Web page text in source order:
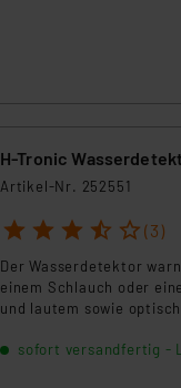
H-Tronic
Artikel-Nr. 252551
1 2 3 4 5 (3)
Der Wasserdetektor
einem Schlauch oder
und lautem sowie
sofort versandfertig -